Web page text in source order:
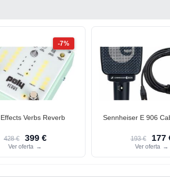
-7%
Verbs Reverb
428 € 399 €
Ver oferta →
Sennheiser E 906
193 € 177
Ver oferta →